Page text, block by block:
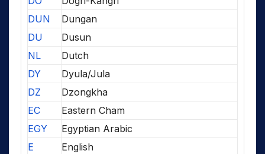
DUN
Dungan
DU
Dusun
NL
Dutch
DY
Dyula/Jula
DZ
Dzongkha
EC
Eastern Cham
EGY
Egyptian Arabic
E
English